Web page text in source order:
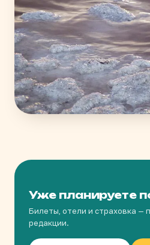
Уже планируете
Билеты, отели и страховка —
редакции.